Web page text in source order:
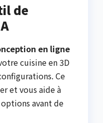
de
en ligne
cuisine en 3D
Ce
et vous aide à
avant de